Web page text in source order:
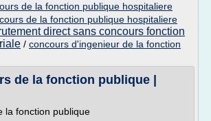
de la fonction publique hospitaliere
de la fonction publique hospitaliere
direct sans concours fonction
/ concours d'ingenieur de la fonction
de la fonction publique |
la fonction publique